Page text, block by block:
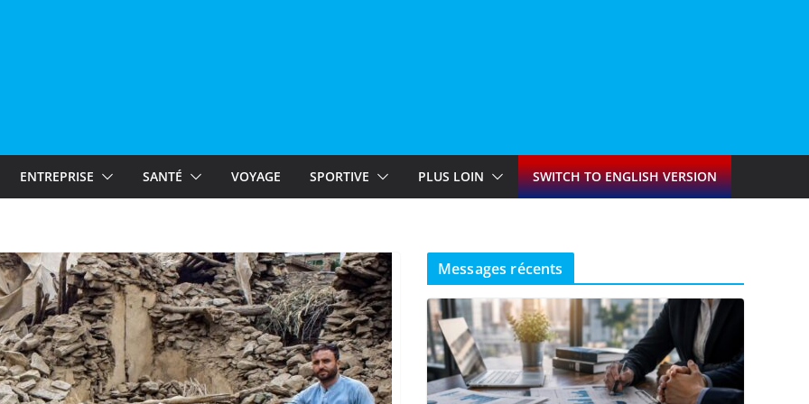
ENTREPRISE SANTÉ VOYAGE SPORTIVE PLUS LOIN SWITCH TO ENGLISH VERSION
Messages récents